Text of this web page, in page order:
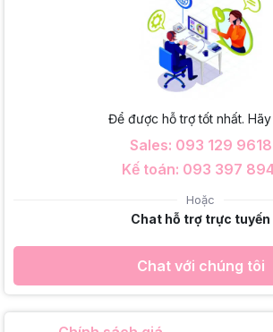
Để được hỗ trợ tốt nhất.
Sales: 093 129 9618
Kế toán: 093 397
Hoặc
Chat hỗ trợ trực tuyến
Chat với chúng tôi